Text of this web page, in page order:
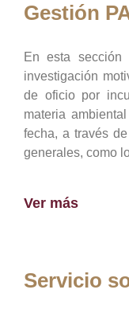
Gestión
En esta sección
investigación
de oficio por
materia
fecha, a través
generales, como
Ver más
Servicio